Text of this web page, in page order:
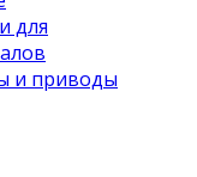
для
и приводы